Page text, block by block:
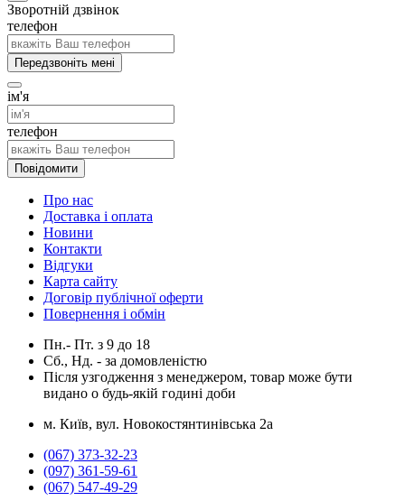
Зворотній дзвінок
телефон
Передзвоніть мені
ім'я
телефон
Повідомити
Про нас
Доставка і оплата
Новини
Контакти
Відгуки
Карта сайту
Договір публічної оферти
Повернення і обмін
Пн.- Пт. з 9 до 18
Сб., Нд. - за домовленістю
Після узгодження з менеджером, товар може бути
видано о будь-якій годині доби
м. Київ, вул. Новокостянтинівська 2а
(067) 373-32-23
(097) 361-59-61
(067) 547-49-29